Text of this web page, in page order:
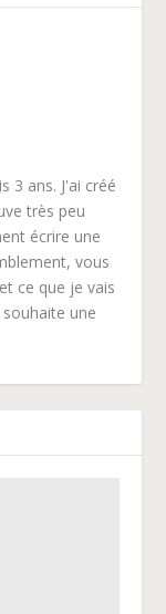
3 ans. J'ai créé
très peu
écrire une
vous
ce que je vais
une